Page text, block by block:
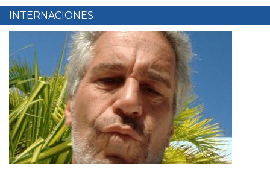
INTERNACIONES